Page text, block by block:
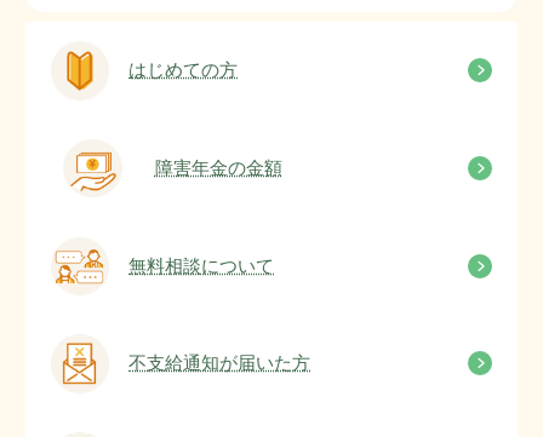
はじめての方
障害年金の金額
無料相談について
不支給通知が届いた方